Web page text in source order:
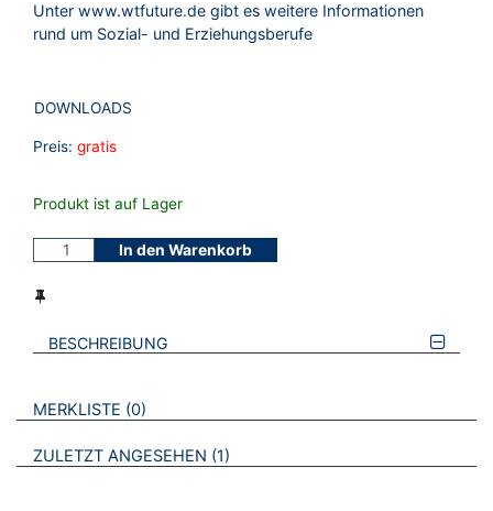
Unter www.wtfuture.de gibt es weitere Informationen
rund um Sozial- und Erziehungsberufe
DOWNLOADS
Preis: gratis
Produkt ist auf Lager
In den Warenkorb
BESCHREIBUNG
VERWEISE AUF VERMERKTE- ODER ZULETZT ANGESEHENE
MERKLISTE 0 BROSCHÜREN
ZULETZT ANGESEHEN 1 BROSCHÜREN